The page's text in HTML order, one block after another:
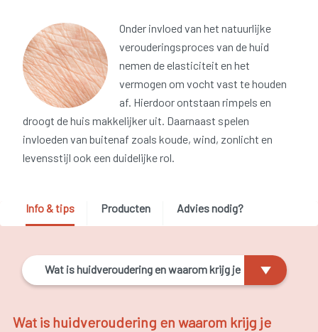
Onder invloed van het natuurlijke
verouderingsproces van de huid
nemen de elasticiteit en het
vermogen om vocht vast te houden
af. Hierdoor ontstaan rimpels en
droogt de huis makkelijker uit. Daarnaast spelen
invloeden van buitenaf zoals koude, wind, zonlicht en
levensstijl ook een duidelijke rol.
Info & tips Producten Advies nodig?
Wat is huidveroudering en waarom krijg je
Wat is huidveroudering en waarom krijg je